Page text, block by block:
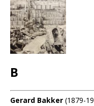
B
Gerard Bakker (1879-